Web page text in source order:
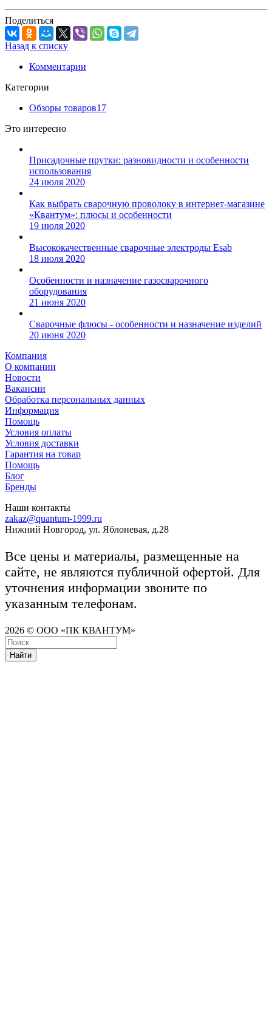
Поделиться
Назад к списку
Комментарии
Категории
Обзоры товаров17
Это интересно
Присадочные прутки: разновидности и особенности
использования
24 июля 2020
Как выбрать сварочную проволоку в интернет-магазине
«Квантум»: плюсы и особенности
19 июля 2020
Высококачественные сварочные электроды Esab
18 июля 2020
Особенности и назначение газосварочного
оборудования
21 июня 2020
Сварочные флюсы - особенности и назначение изделий
20 июня 2020
Компания
О компании
Новости
Вакансии
Обработка персональных данных
Информация
Помощь
Условия оплаты
Условия доставки
Гарантия на товар
Помощь
Блог
Бренды
Наши контакты
zakaz@quantum-1999.ru
Нижний Новгород, ул. Яблоневая, д.28
Все цены и материалы, размещенные на
сайте, не являются публичной офертой. Для
уточнения информации звоните по
указанным телефонам.
2026 © ООО «ПК КВАНТУМ»
Найти